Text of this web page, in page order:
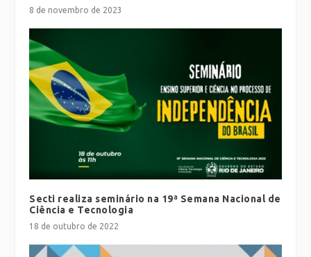
8 de novembro de 2023
Secti realiza seminário na 19ª Semana Nacional de
Ciência e Tecnologia
18 de outubro de 2022